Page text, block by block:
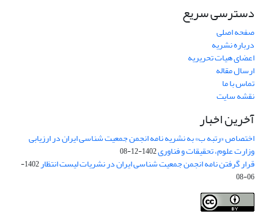
دسترسی سریع
صفحه اصلی
درباره نشریه
اعضای هیات تحریریه
ارسال مقاله
تماس با ما
نقشه سایت
آخرین اخبار
اختصاص «رتبه ب» به نشریه نامه انجمن جمعیت شناسی ایران در ارزیابی
وزارت علوم، تحقیقات و فناوری1402-12-08
قرار گرفتن نامه انجمن جمعیت شناسی ایران در نشریات لیست انتظار
1402-
06-08